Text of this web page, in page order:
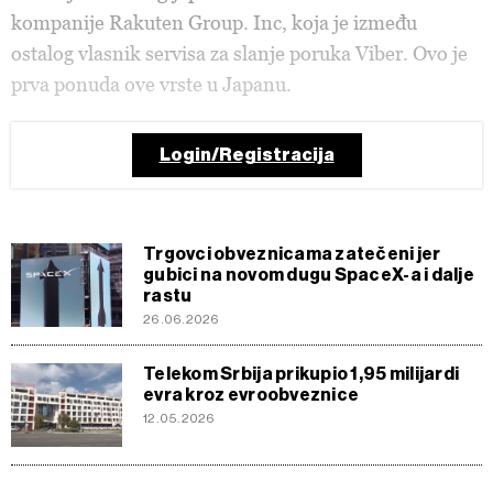
kompanije Rakuten Group. Inc, koja je između
ostalog vlasnik servisa za slanje poruka Viber. Ovo je
prva ponuda ove vrste u Japanu.
Login/Registracija
Trgovci obveznicama zatečeni jer
gubici na novom dugu SpaceX-a i dalje
rastu
26.06.2026
Telekom Srbija prikupio 1,95 milijardi
evra kroz evroobveznice
12.05.2026